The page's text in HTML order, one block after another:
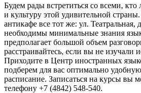
Будем рады встретиться со всеми,
и культуру этой удивительной
антикафе все тот же: ул. Театральная,
необходимы минимальные знания
предполагает большой объем
расстраивайтесь, если вы не изучали
Приходите в Центр иностранных
подберем для вас оптимально
расписание. Записаться на курсы вы
телефону +7 (4842) 548-540.